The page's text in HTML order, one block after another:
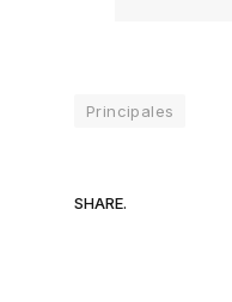
Principales
SHARE.